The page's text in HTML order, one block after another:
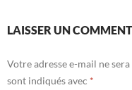
LAISSER UN
Votre adresse e-mail ne
sont indiqués avec *